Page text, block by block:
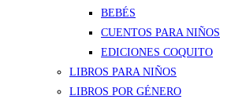
BEBÉS
CUENTOS PARA NIÑOS
EDICIONES COQUITO
LIBROS PARA NIÑOS
LIBROS POR GÉNERO